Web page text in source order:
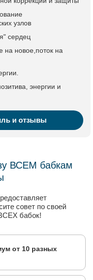
узлов
сердец
на новое,поток на
энергии и
и отзывы
ВСЕМ бабкам
совет по своей
бабок!
от 10 разных